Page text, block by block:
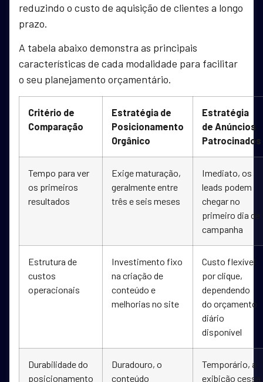
reduzindo o custo de aquisição de clientes a longo
prazo.
A tabela abaixo demonstra as principais
características de cada modalidade para facilitar
o seu planejamento orçamentário.
Critério de
Comparação
Estratégia de
Posicionamento
Orgânico
Estratégia
de Anúncios
Patrocinados
Tempo para ver
os primeiros
resultados
Exige maturação,
geralmente entre
três e seis meses
Imediato, os
leads podem
chegar no
primeiro dia de
campanha
Estrutura de
custos
operacionais
Investimento fixo
na criação de
conteúdo e
melhorias no site
Custo flexível
por clique,
dependendo
do orçamento
diário
disponível
Durabilidade do
posicionamento
Duradouro, o
conteúdo
Temporário, a
exibição cessa